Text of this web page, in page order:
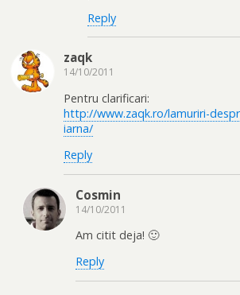
Reply
zaqk
14/10/2011
Pentru clarificari:
http://www.zaqk.ro/lamuriri-
iarna/
Reply
Cosmin
14/10/2011
Am citit deja! 🙂
Reply